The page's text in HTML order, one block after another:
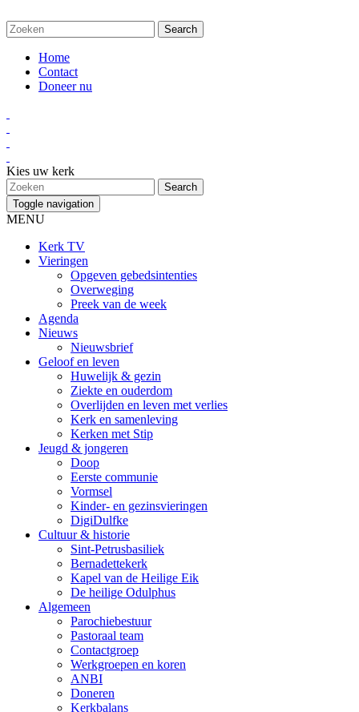
Home
Contact
Doneer nu
Kies uw kerk
Toggle navigation
MENU
Kerk TV
Vieringen
Opgeven gebedsintenties
Overweging
Preek van de week
Agenda
Nieuws
Nieuwsbrief
Geloof en leven
Huwelijk & gezin
Ziekte en ouderdom
Overlijden en leven met verlies
Kerk en samenleving
Kerken met Stip
Jeugd & jongeren
Doop
Eerste communie
Vormsel
Kinder- en gezinsvieringen
DigiDulfke
Cultuur & historie
Sint-Petrusbasiliek
Bernadettekerk
Kapel van de Heilige Eik
De heilige Odulphus
Algemeen
Parochiebestuur
Pastoraal team
Contactgroep
Werkgroepen en koren
ANBI
Doneren
Kerkbalans